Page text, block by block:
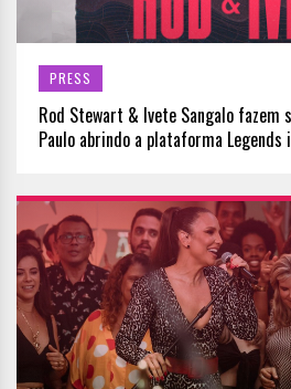
PRESS
Rod Stewart & Ivete Sangalo fazem
Paulo abrindo a plataforma Legends